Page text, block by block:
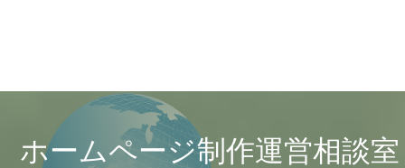
ホームページ制作運営相談室